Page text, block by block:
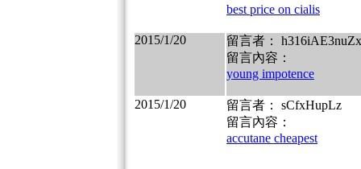
best price on cialis
2015/1/20
留言者： h316iAE3nuZx
留言內容：
young impotence
2015/1/20
留言者： sCfxHupLz
留言內容：
accutane cheapest